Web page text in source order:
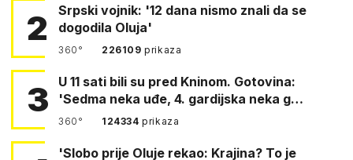
2
Srpski vojnik: '12 dana nismo znali da se
dogodila Oluja'
360° 226109prikaza
3
U 11 sati bili su pred Kninom. Gotovina:
'Sedma neka uđe, 4. gardijska neka g…
360° 124334prikaza
'Slobo prije Oluje rekao: Krajina? To je